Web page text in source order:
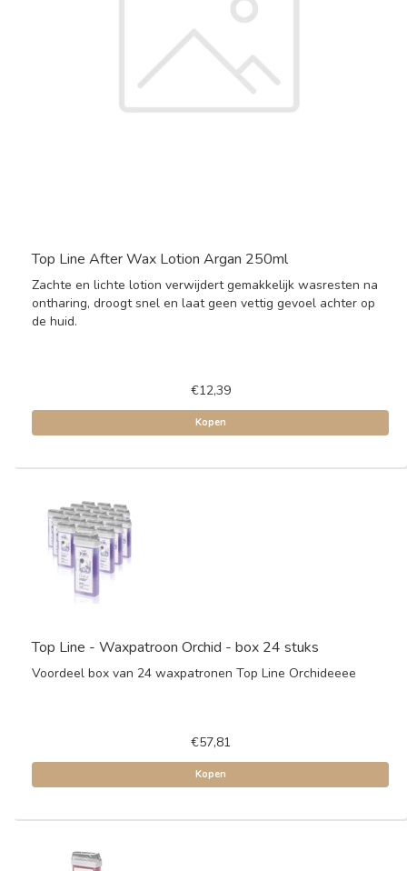
Top Line After Wax Lotion Argan 250ml
Zachte en lichte lotion verwijdert gemakkelijk wasresten na
ontharing, droogt snel en laat geen vettig gevoel achter op
de huid.
€12,39
Kopen
Top Line - Waxpatroon Orchid - box 24 stuks
Voordeel box van 24 waxpatronen Top Line Orchideeee
€57,81
Kopen